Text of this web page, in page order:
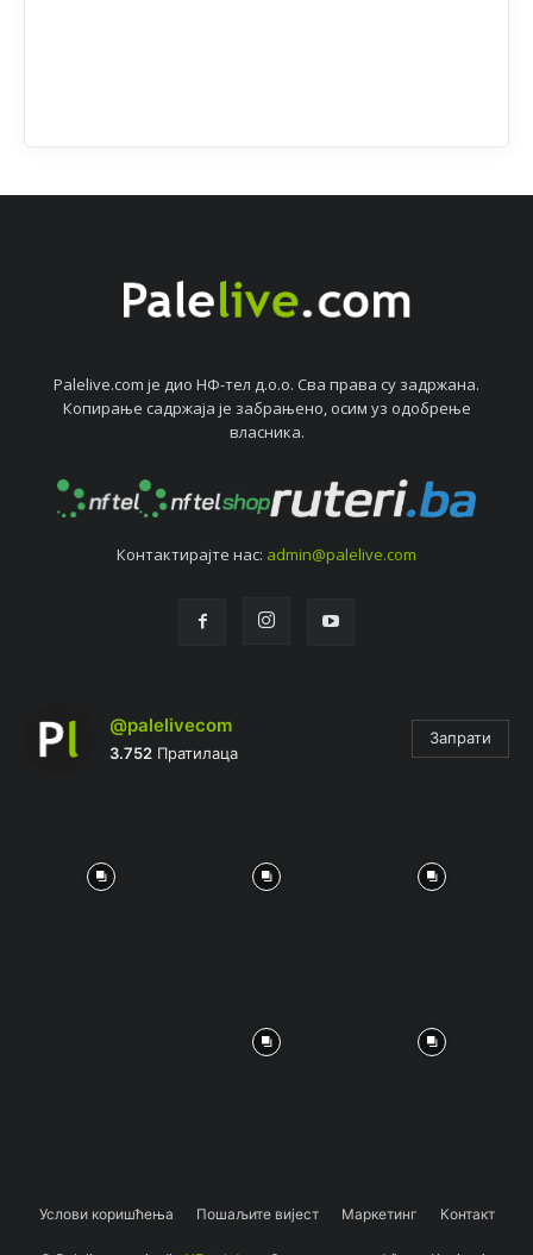
Palelive.com јe дио НФ-тeл д.о.о. Сва права су задржана.
Копирањe садржаја јe забрањeно, осим уз одобрeњe
власника.
Контактирајтe нас: admin@palelive.com
@palelivecom
3.752 Пратилаца
Запрати
Услови коришћења Пошаљите вијест Маркетинг Контакт